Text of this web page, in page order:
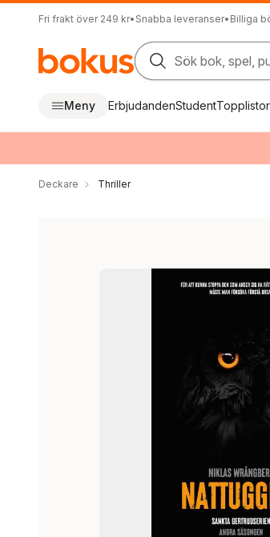
Fri frakt över 249 kr• Snabba leveranser• Billiga
Sök bok, spel,
Meny ErbjudandenStudentTopplistor
Deckare Thriller